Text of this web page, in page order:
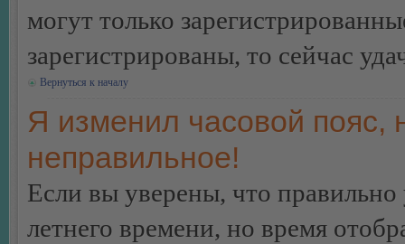
могут только
зарегистрированы, то сейчас
Вернуться к началу
Я изменил часовой пояс,
неправильное!
Если вы уверены, что правильно
летнего времени, но время